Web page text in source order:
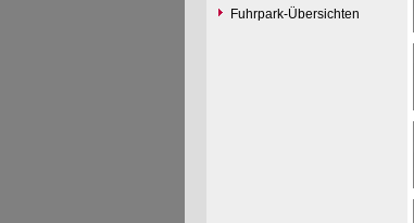
Fuhrpark-Übersichten